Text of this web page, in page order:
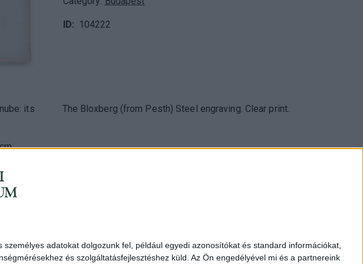
adatokat dolgozunk fel, például egyedi azonosítókat és standard információkat,
és szolgáltatásfejlesztéshez küld. Az Ön engedélyével mi és a partnereink
ID 104222
its
The Bloxberg (from Pesth) Steel engraving. Clear print.
Address
: Hungary, 1053 Budapest, Múzeum krt. 13-15.
Telephone: +36 1 317 3514